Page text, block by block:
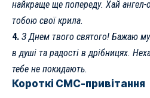
найкраще ще попереду. Хай
тобою свої крила.
4. З Днем твого святого! Бажаю
в душі та радості в дрібницях.
тебе не покидають.
Короткі СМС-привітання